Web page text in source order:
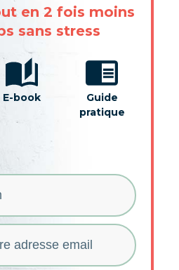
en 2 fois moins
sans stress
E-book
Guide
pratique